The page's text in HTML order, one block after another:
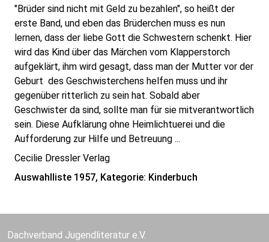
"Brüder sind nicht mit Geld zu bezahlen", so heißt der
erste Band, und eben das Brüderchen muss es nun
lernen, dass der liebe Gott die Schwestern schenkt. Hier
wird das Kind über das Märchen vom Klapperstorch
aufgeklärt, ihm wird gesagt, dass man der Mutter vor der
Geburt des Geschwisterchens helfen muss und ihr
gegenüber ritterlich zu sein hat. Sobald aber
Geschwister da sind, sollte man für sie mitverantwortlich
sein. Diese Aufklärung ohne Heimlichtuerei und die
Aufforderung zur Hilfe und Betreuung ...
Cecilie Dressler Verlag
Auswahlliste 1957, Kategorie: Kinderbuch
Dachverband Jugendliteratur e.V.